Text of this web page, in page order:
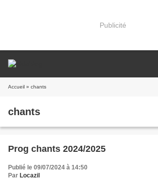
Publicité
Accueil » chants
chants
Prog chants 2024/2025
Publié le 09/07/2024 à 14:50
Par Locazil